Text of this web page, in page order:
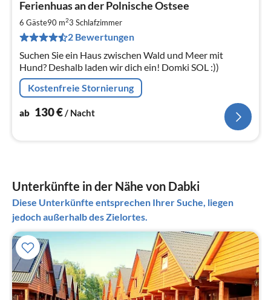
Ferienhuas an der Polnische Ostsee
6 Gäste90 m23 Schlafzimmer
2 Bewertungen
Suchen Sie ein Haus zwischen Wald und Meer mit
Hund? Deshalb laden wir dich ein! Domki SOL :))
Kostenfreie Stornierung
ab 130€/ Nacht
Unterkünfte in der Nähe von Dabki
Diese Unterkünfte entsprechen Ihrer Suche, liegen
jedoch außerhalb des Zielortes.